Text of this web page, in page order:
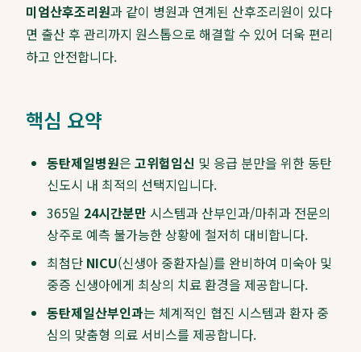
미엄산후조리원과 같이 병원과 연계된 산후조리원이 있다
면 출산 후 관리까지 원스톱으로 해결할 수 있어 더욱 편리
하고 안전합니다.
핵심 요약
동탄제일병원은 고위험임신 및 응급 분만을 위한 동탄
신도시 내 최적의 선택지입니다.
365일 24시간분만 시스템과 산부인과/마취과 전문의
상주로 예측 불가능한 상황에 철저히 대비합니다.
최첨단 NICU(신생아 중환자실)를 완비하여 미숙아 및
중증 신생아에게 최상의 치료 환경을 제공합니다.
동탄제일산부인과는 체계적인 협진 시스템과 환자 중
심의 맞춤형 의료 서비스를 제공합니다.